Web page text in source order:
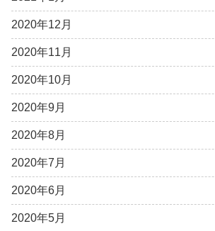
2020年12月
2020年11月
2020年10月
2020年9月
2020年8月
2020年7月
2020年6月
2020年5月